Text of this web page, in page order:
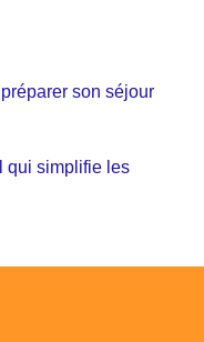
son séjour
qui simplifie les